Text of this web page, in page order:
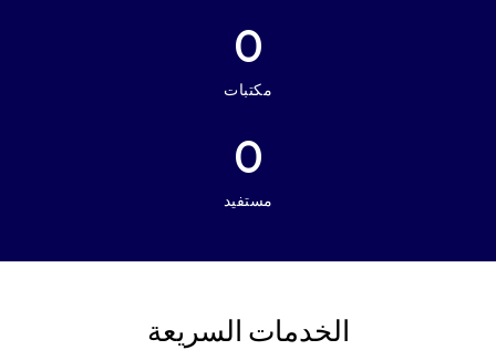
مكتبات
0
مستفيد
0
الخدمات السريعة